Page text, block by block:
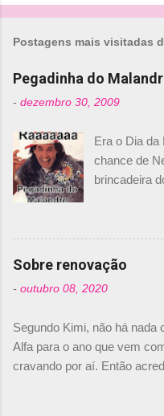
o
n
t
r
i
o
Postagens mais visitadas
Pegadinha do
- dezembro 30, 2009
Era o Dia da
chance de
brincadeira
de abril –,
comprado
com isso,
foi
Daniele
não será o
2010. "Na
de Piquet",
dois
Sobre renovação
- outubro 08, 2020
Segundo Kimi, não há nada
Alfa para o ano que vem
cravando por aí. Então
truth but I’ve never had an